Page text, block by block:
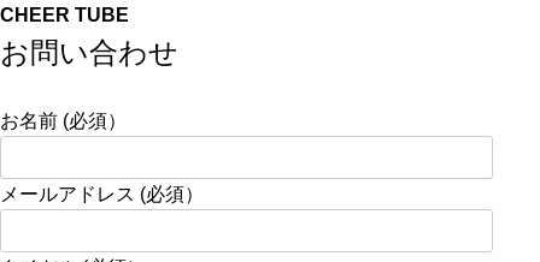
CHEER TUBE
お問い合わせ
お名前 (必須）
メールアドレス (必須）